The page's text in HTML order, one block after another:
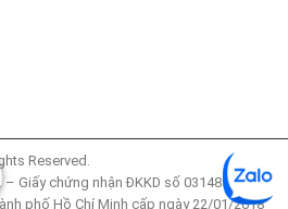
Reserved.
Giấy chứng nhận ĐKKD số 0314853425
phố Hồ Chí Minh cấp ngày 22/01/2018